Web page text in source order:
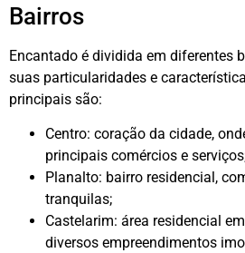
Bairros
Encantado é dividida em diferentes
suas particularidades e
principais são:
Centro: coração da cidade,
principais comércios e
Planalto: bairro residencial,
tranquilas;
Castelarim: área residencial
diversos empreendimentos